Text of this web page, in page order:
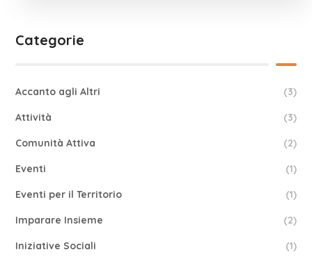
Categorie
Accanto agli Altri (3)
Attività (3)
Comunità Attiva (2)
Eventi (1)
Eventi per il Territorio (1)
Imparare Insieme (2)
Iniziative Sociali (1)